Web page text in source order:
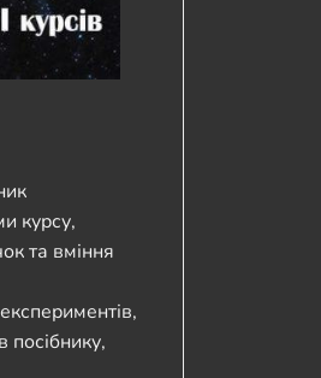
курсу,
та вміння
посібнику,